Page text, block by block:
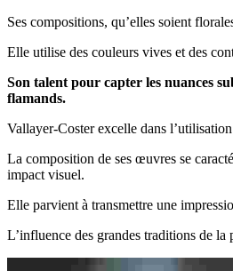
Ses compositions, qu’elles soient
Elle utilise des couleurs vives et des
Son talent pour capter les nuances
flamands.
Vallayer-Coster excelle dans
La composition de ses œuvres se
impact visuel.
Elle parvient à transmettre une
L’influence des grandes traditions de